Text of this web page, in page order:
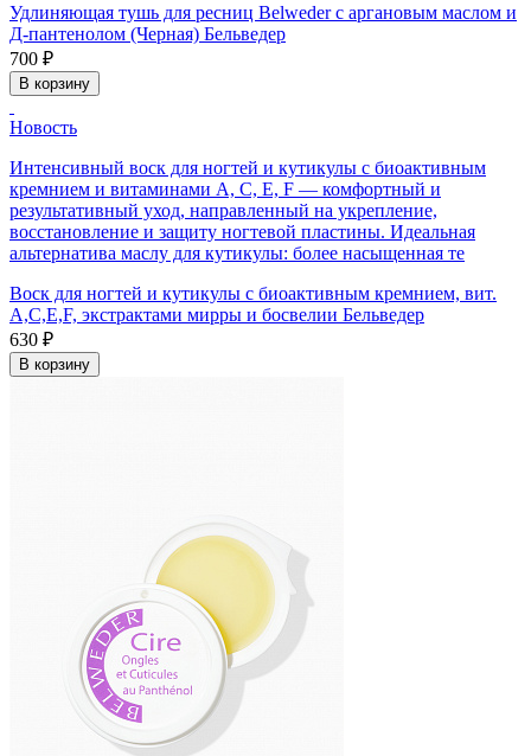
Удлиняющая тушь для ресниц Belweder с аргановым маслом и
Д-пантенолом (Черная) Бельведер
700 ₽
В корзину
Новость
Интенсивный воск для ногтей и кутикулы с биоактивным
кремнием и витаминами A, C, E, F — комфортный и
результативный уход, направленный на укрепление,
восстановление и защиту ногтевой пластины. Идеальная
альтернатива маслу для кутикулы: более насыщенная те
Воск для ногтей и кутикулы с биоактивным кремнием, вит.
A,C,E,F, экстрактами мирры и босвелии Бельведер
630 ₽
В корзину